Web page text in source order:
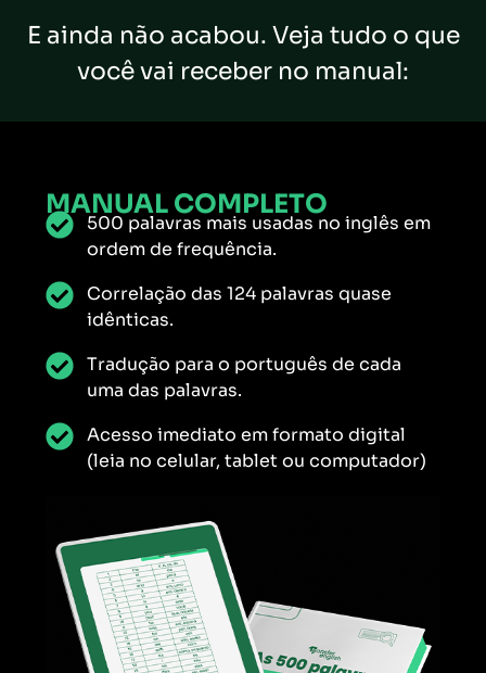
E ainda não acabou. Veja tudo o que
você vai receber no manual:
MANUAL COMPLETO
500 palavras mais usadas no inglês em
ordem de frequência.
Correlação das 124 palavras quase
idênticas.
Tradução para o português de cada
uma das palavras.
Acesso imediato em formato digital
(leia no celular, tablet ou computador)